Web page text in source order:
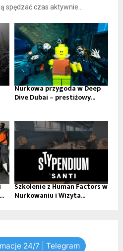
spędzać czas aktywnie...
Nurkowa przygoda w Deep
Dive Dubai – prestiżowy...
Szkolenie z Human Factors w
Nurkowaniu i Wizyta...
24/7 | Telegram